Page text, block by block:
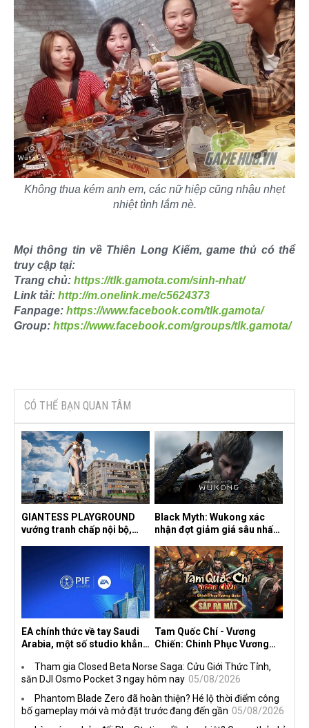
Không thua kém anh em, các nữ hiệp cũng nhậu nhẹt
nhiệt tình lắm nè.
Mọi thông tin về Thiên Long Kiếm, game thủ có thể
truy cập tại:
Trang chủ: https://tlk.gamota.com/sinh-nhat/
Link tải: http://m.onelink.me/c5624373
Fanpage: https://www.facebook.com/tlk.gamota/
Group: https://www.facebook.com/groups/tlk.gamota/
CÓ THỂ BẠN QUAN TÂM
GIANTESS PLAYGROUND
vướng tranh chấp nội bộ,
ngầm chiếm đoạt doanh thu
Black Myth: Wukong xác
nhận đợt giảm giá sâu nhất
trên mọi nền tảng
EA chính thức về tay Saudi
Arabia, một số studio khẳng
lược DEI
Tam Quốc Chí - Vương
Chiến: Chinh Phục Vương
sáu thị trường Đông Nam Á
Tham gia Closed Beta Norse Saga: Cửu Giới Thức Tỉnh,
săn DJI Osmo Pocket 3 ngay hôm nay 05/08/2026
Phantom Blade Zero đã hoàn thiện? Hé lộ thời điểm công
bố gameplay mới và mở đặt trước đang đến gần 05/08/2026